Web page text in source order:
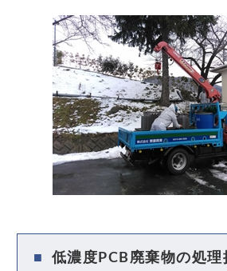
低濃度PCB廃棄物の処